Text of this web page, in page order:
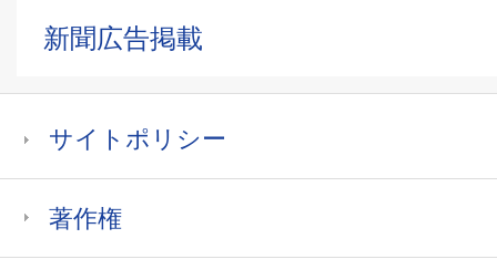
新聞広告掲載
サイトポリシー
著作権